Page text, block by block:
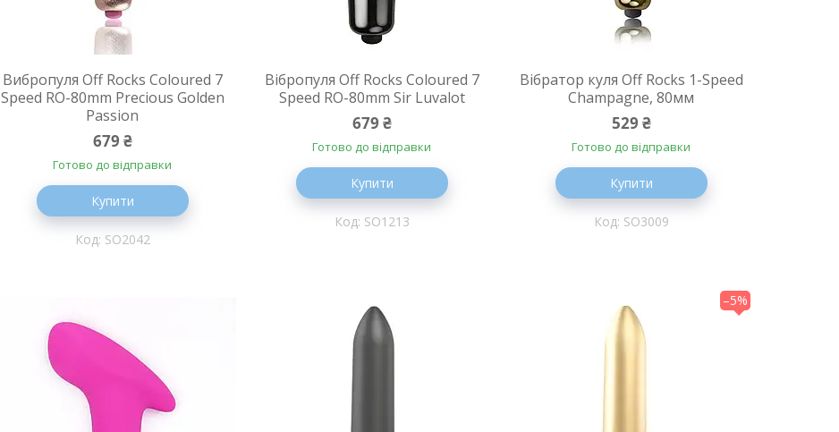
Вибропуля Off Rocks Coloured 7
Speed RO-80mm Precious Golden
Passion
679 ₴
Готово до відправки
Купити
SO2042
Вібропуля Off Rocks Coloured 7
Speed RO-80mm Sir Luvalot
679 ₴
Готово до відправки
Купити
SO1213
Вібратор куля Off Rocks 1-Speed
Champagne, 80мм
529 ₴
Готово до відправки
Купити
SO3009
–5%